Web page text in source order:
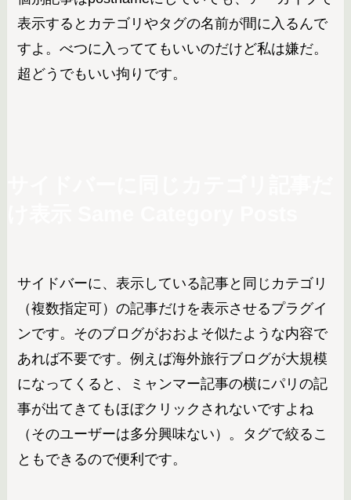
表示するとカテゴリやタグの名前が間に入るんで
すよ。べつに入っててもいいのだけど私は嫌だ。
超どうでもいい拘りです。
サイドバーに、表示している記事と同じカテゴリ
（複数指定可）の記事だけを表示させるプラグイ
ンです。そのブログがおおよそ似たような内容で
あれば不要です。例えば海外旅行ブログが大規模
になってくると、ミャンマー記事の横にパリの記
事が出てきてもほぼクリックされないですよね
（そのユーザーは多分興味ない）。タグで絞るこ
ともできるので便利です。